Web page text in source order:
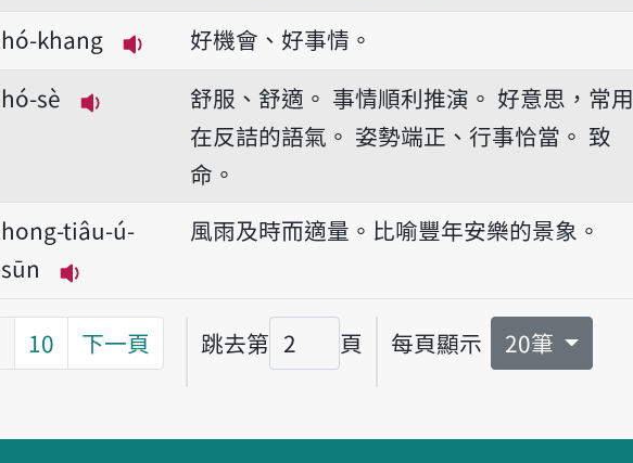
hó-khang
播放音讀hó-khang
好機會、好事情。
hó-sè
播放音讀hó-sè
舒服、舒適。 事情順利推演。 好意思，常用
在反詰的語氣。 姿勢端正、行事恰當。 致
命。
hong-tiâu-ú-
sūn
播放音讀hong-tiâu-ú-sūn
風雨及時而適量。比喻豐年安樂的景象。
10 下一頁 跳去第
頁碼
頁 每頁顯示 20筆